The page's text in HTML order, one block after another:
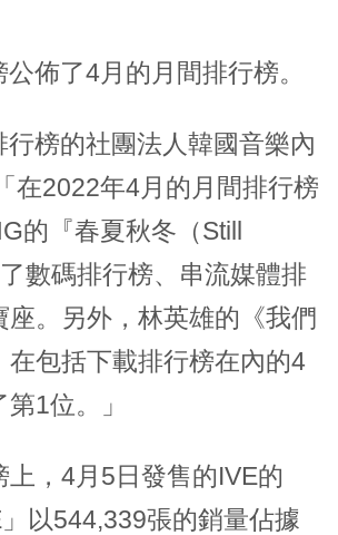
佈了4月的月間排行榜。
榜的社團法人韓國音樂內
在2022年4月的月間排行榜
的『春夏秋冬（Still
數碼排行榜、串流媒體排
座。另外，林英雄的《我們
在包括下載排行榜在內的4
1位。」
上，4月5日發售的IVE的
」以544,339張的銷量佔據